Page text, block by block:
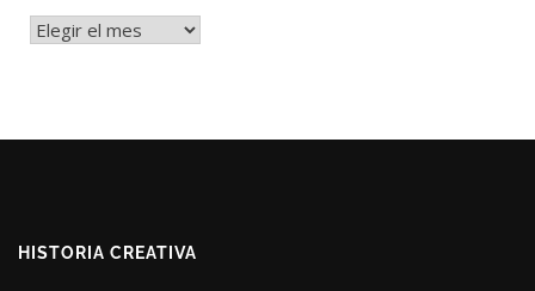
Archivos
HISTORIA CREATIVA